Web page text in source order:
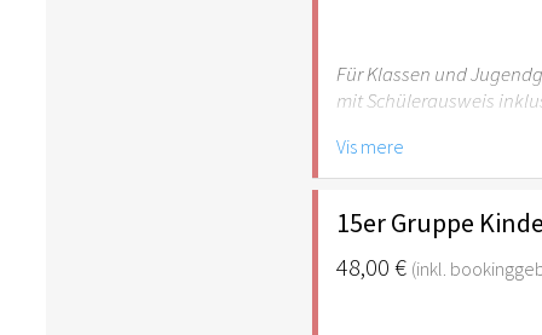
Für Klassen und
mit Schülerausweis
Hinweis: Für Kinder
empfehlenswert.
Vis mere
15er Gruppe
48,00 € (inkl.